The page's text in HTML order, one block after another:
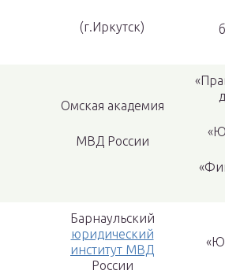
(г.Иркутск)
Омская академия
МВД России
Барнаульский
юридический
институт МВД
России